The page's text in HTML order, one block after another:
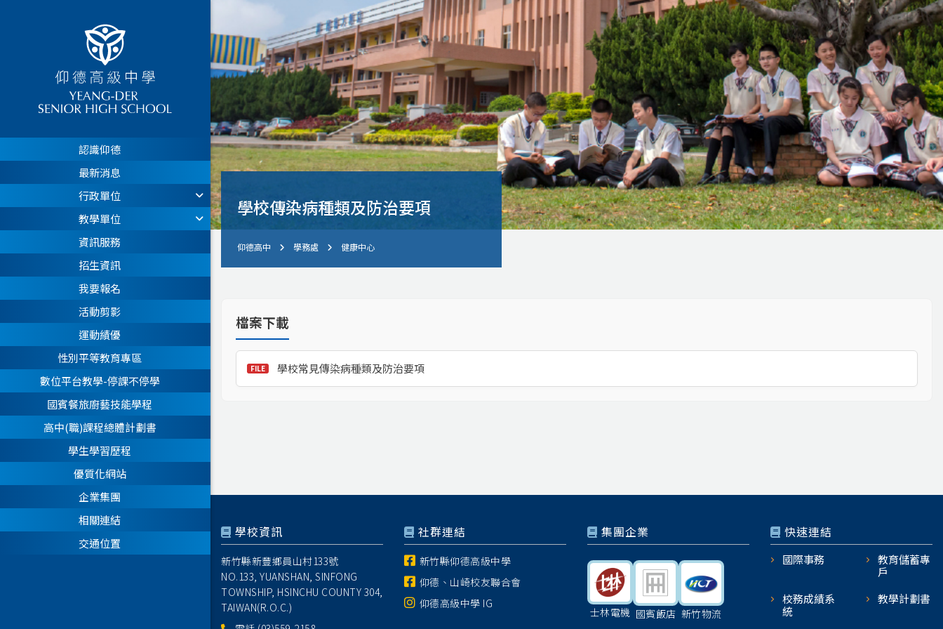
認識仰德
最新消息
行政單位
教學單位
資訊服務
招生資訊
我要報名
活動剪影
運動績優
性別平等教育專區
數位平台教學-停課不停學
國賓餐旅廚藝技能學程
高中(職)課程總體計劃書
學生學習歷程
優質化網站
企業集團
相關連結
交通位置
學校傳染病種類及防治要項
仰德高中 學務處 健康中心
檔案下載
學校常見傳染病種類及防治要項
學校資訊
新竹縣新豐鄉員山村133號
NO.133, YUANSHAN, SINFONG
TOWNSHIP, HSINCHU COUNTY 304,
TAIWAN(R.O.C.)
社群連結
新竹縣仰德高級中學
仰德、山崎校友聯合會
仰德高級中學 IG
集團企業
士林電機 國賓飯店 新竹物流
快速連結
國際事務
教育儲蓄專
戶
校務成績系
統
教學計劃書